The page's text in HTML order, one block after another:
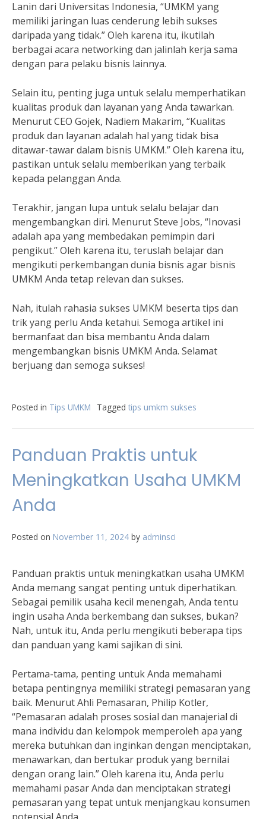
Lanin dari Universitas Indonesia, “UMKM yang
memiliki jaringan luas cenderung lebih sukses
daripada yang tidak.” Oleh karena itu, ikutilah
berbagai acara networking dan jalinlah kerja sama
dengan para pelaku bisnis lainnya.
Selain itu, penting juga untuk selalu memperhatikan
kualitas produk dan layanan yang Anda tawarkan.
Menurut CEO Gojek, Nadiem Makarim, “Kualitas
produk dan layanan adalah hal yang tidak bisa
ditawar-tawar dalam bisnis UMKM.” Oleh karena itu,
pastikan untuk selalu memberikan yang terbaik
kepada pelanggan Anda.
Terakhir, jangan lupa untuk selalu belajar dan
mengembangkan diri. Menurut Steve Jobs, “Inovasi
adalah apa yang membedakan pemimpin dari
pengikut.” Oleh karena itu, teruslah belajar dan
mengikuti perkembangan dunia bisnis agar bisnis
UMKM Anda tetap relevan dan sukses.
Nah, itulah rahasia sukses UMKM beserta tips dan
trik yang perlu Anda ketahui. Semoga artikel ini
bermanfaat dan bisa membantu Anda dalam
mengembangkan bisnis UMKM Anda. Selamat
berjuang dan semoga sukses!
Posted in Tips UMKM Tagged tips umkm sukses
Panduan Praktis untuk
Meningkatkan Usaha UMKM
Anda
Posted on November 11, 2024 by adminsci
Panduan praktis untuk meningkatkan usaha UMKM
Anda memang sangat penting untuk diperhatikan.
Sebagai pemilik usaha kecil menengah, Anda tentu
ingin usaha Anda berkembang dan sukses, bukan?
Nah, untuk itu, Anda perlu mengikuti beberapa tips
dan panduan yang kami sajikan di sini.
Pertama-tama, penting untuk Anda memahami
betapa pentingnya memiliki strategi pemasaran yang
baik. Menurut Ahli Pemasaran, Philip Kotler,
“Pemasaran adalah proses sosial dan manajerial di
mana individu dan kelompok memperoleh apa yang
mereka butuhkan dan inginkan dengan menciptakan,
menawarkan, dan bertukar produk yang bernilai
dengan orang lain.” Oleh karena itu, Anda perlu
memahami pasar Anda dan menciptakan strategi
pemasaran yang tepat untuk menjangkau konsumen